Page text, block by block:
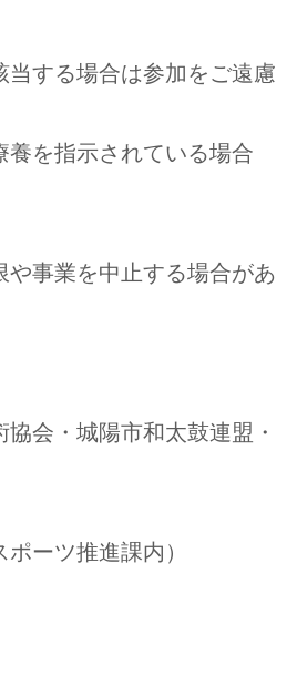
する場合は参加をご遠慮
養を指示されている場合
事業を中止する場合があ
会・城陽市和太鼓連盟・
ーツ推進課内）